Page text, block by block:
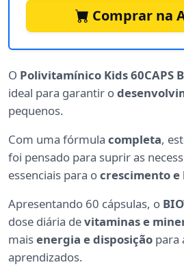
Comprar na
O Polivitamínico Kids 60CAPS
ideal para garantir o
pequenos.
Com uma fórmula completa,
foi pensado para suprir as
essenciais para ocrescimento e
Apresentando 60 cápsulas, o
dose diária devitaminas e
maisenergia e disposição para
aprendizados.